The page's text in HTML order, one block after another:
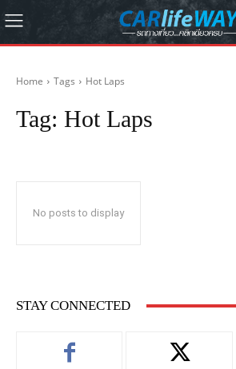
Home Tags Hot Laps
Tag: Hot Laps
No posts to display
STAY CONNECTED